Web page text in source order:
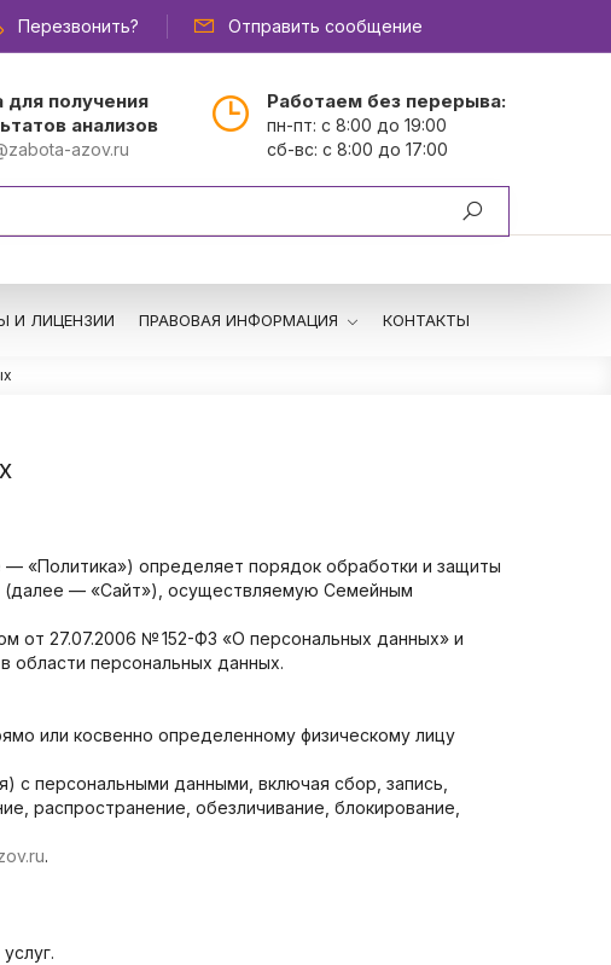
Перезвонить? Отправить сообщение
для получения
анализов
azov.ru
Работаем без перерыва:
пн-пт: с 8:00 до 19:00
сб-вс: с 8:00 до 17:00
И ЛИЦЕНЗИИ ПРАВОВАЯ ИНФОРМАЦИЯ КОНТАКТЫ
«Политика») определяет порядок обработки и защиты
(далее — «Сайт»), осуществляемую Семейным
от 27.07.2006 № 152-ФЗ «О персональных данных» и
области персональных данных.
или косвенно определенному физическому лицу
персональными данными, включая сбор, запись,
распространение, обезличивание, блокирование,
.